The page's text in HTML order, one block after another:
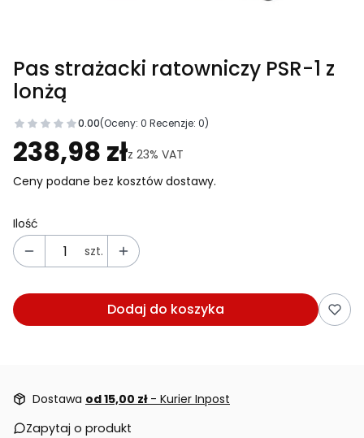
Pas strażacki ratowniczy PSR-1 z
lonżą
0.00(Oceny: 0 Recenzje: 0)
Przejdź do sekcji Opinie
238,98 złz 23% VAT
Ceny podane bez kosztów dostawy.
Ilość
szt.
Dodaj do koszyka
Dostawa od 15,00 zł - Kurier Inpost
Zapytaj o produkt